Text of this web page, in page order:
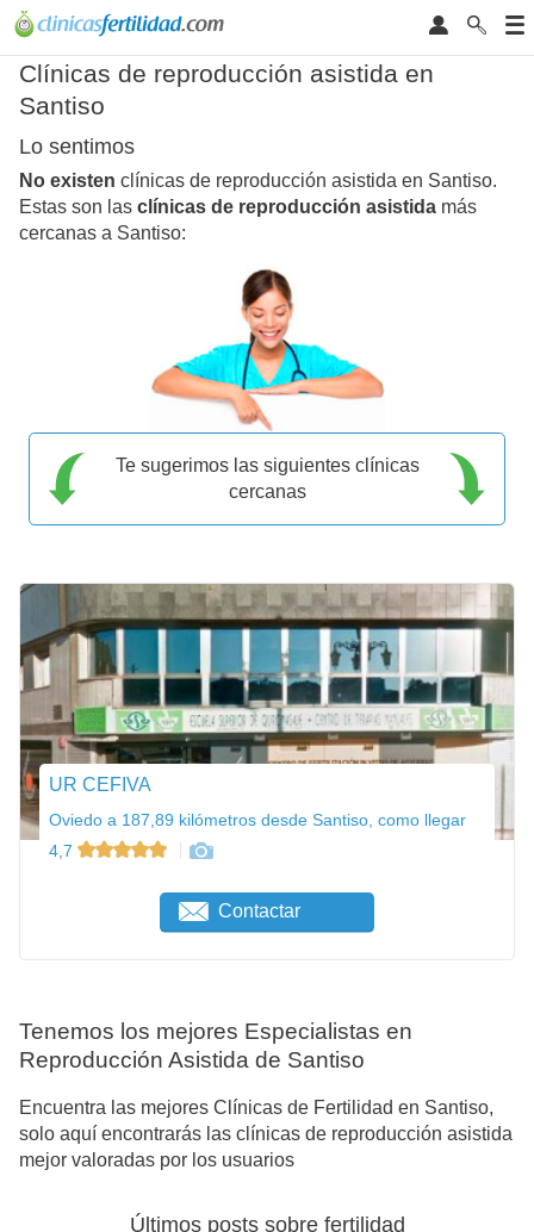
Clínicas de reproducción asistida en
Santiso
Lo sentimos
No existen clínicas de reproducción asistida en Santiso.
Estas son las clínicas de reproducción asistida más
cercanas a Santiso:
Te sugerimos las siguientes clínicas
cercanas
UR CEFIVA
Oviedo a 187,89 kilómetros desde Santiso, como llegar
4,7
Contactar
Tenemos los mejores Especialistas en
Reproducción Asistida de Santiso
Encuentra las mejores Clínicas de Fertilidad en Santiso,
solo aquí encontrarás las clínicas de reproducción asistida
mejor valoradas por los usuarios
Últimos posts sobre fertilidad